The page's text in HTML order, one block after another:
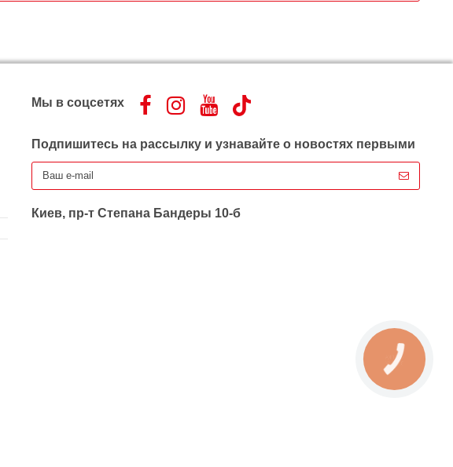
Мы в соцсетях
Подпишитесь на рассылку и узнавайте о новостях первыми
Киев, пр-т Степана Бандеры 10-б
КНОПКА
ЗВ'ЯЗКУ